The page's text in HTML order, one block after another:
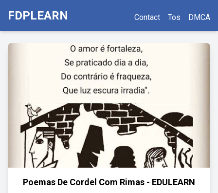
FDPLEARN Contact Tos DMCA
Poemas De Cordel Com Rimas - EDULEARN